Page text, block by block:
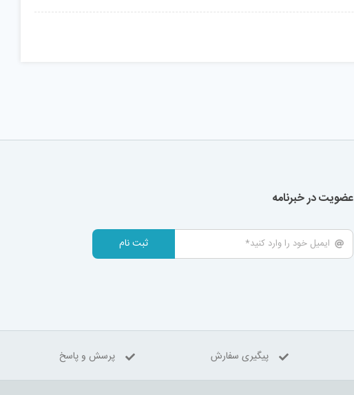
عضویت در خبرنامه
ثبت نام
پیگیری سفارش پرسش و پاسخ